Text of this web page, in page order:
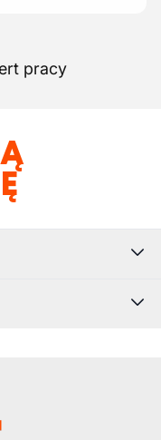
pracy